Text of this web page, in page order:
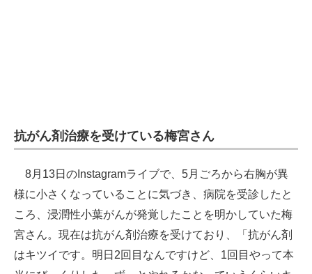
抗がん剤治療を受けている梅宮さん
8月13日のInstagramライブで、5月ごろから右胸が異
様に小さくなっていることに気づき、病院を受診したと
ころ、浸潤性小葉がんが発覚したことを明かしていた梅
宮さん。現在は抗がん剤治療を受けており、「抗がん剤
はキツイです。明日2回目なんですけど、1回目やって本